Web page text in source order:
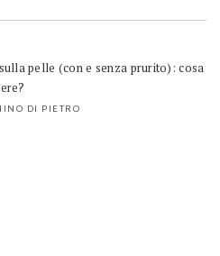
pelle (con e senza prurito): cosa
DI PIETRO